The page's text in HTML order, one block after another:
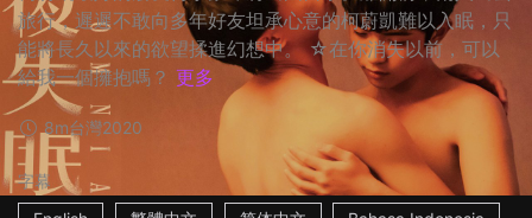
旅行，遲遲不敢向多年好友坦承心意的柯蔚凱難以入眠，只
能將長久以來的欲望揉進幻想中。 ☆在你消失以前，可以
給我一個擁抱嗎？ 更多
8m台灣2020
字幕